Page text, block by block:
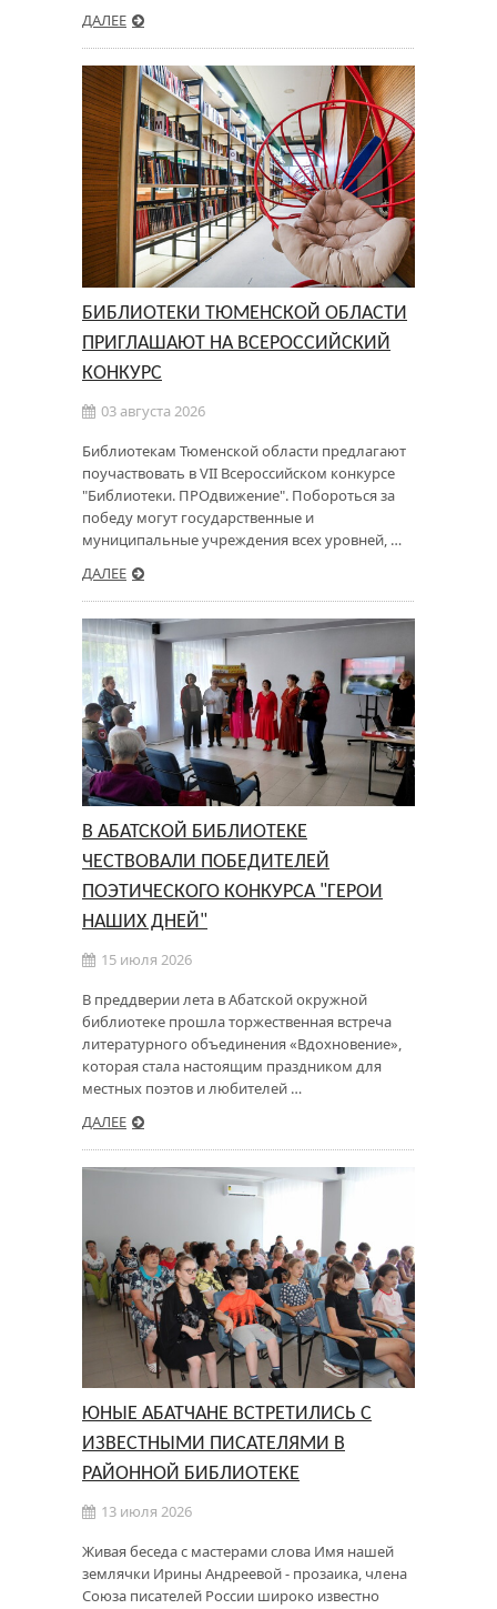
ДАЛЕЕ
БИБЛИОТЕКИ ТЮМЕНСКОЙ ОБЛАСТИ
ПРИГЛАШАЮТ НА ВСЕРОССИЙСКИЙ
КОНКУРС
03 августа 2026
Библиотекам Тюменской области предлагают
поучаствовать в VII Всероссийском конкурсе
"Библиотеки. ПРОдвижение". Побороться за
победу могут государственные и
муниципальные учреждения всех уровней, …
ДАЛЕЕ
В АБАТСКОЙ БИБЛИОТЕКЕ
ЧЕСТВОВАЛИ ПОБЕДИТЕЛЕЙ
ПОЭТИЧЕСКОГО КОНКУРСА "ГЕРОИ
НАШИХ ДНЕЙ"
15 июля 2026
В преддверии лета в Абатской окружной
библиотеке прошла торжественная встреча
литературного объединения «Вдохновение»,
которая стала настоящим праздником для
местных поэтов и любителей …
ДАЛЕЕ
ЮНЫЕ АБАТЧАНЕ ВСТРЕТИЛИСЬ С
ИЗВЕСТНЫМИ ПИСАТЕЛЯМИ В
РАЙОННОЙ БИБЛИОТЕКЕ
13 июля 2026
Живая беседа с мастерами слова Имя нашей
землячки Ирины Андреевой - прозаика, члена
Союза писателей России широко известно